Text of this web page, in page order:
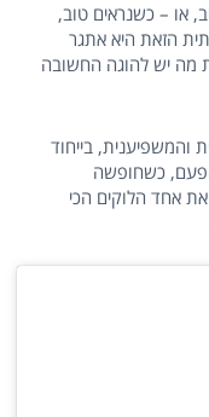
או – כשנראים טוב,
הזאת היא אתגר
מה יש להוגה החשובה
בייחוד
כשחופשה
אחד הלוקים הכי